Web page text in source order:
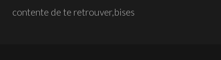
contente de te retrouver,bises